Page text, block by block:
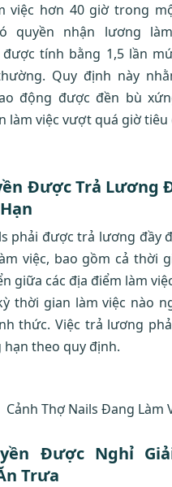
việc hơn 40 giờ trong
quyền nhận lương
tính bằng 1,5 lần
Quy định này
động được đền bù
làm việc vượt quá giờ tiêu
Được Trả Lương
phải được trả lương đầy
việc, bao gồm cả thời
giữa các địa điểm làm
thời gian làm việc nào
thức. Việc trả lương
hạn theo quy định.
Cảnh Thợ Nails Đang Làm
Được Nghỉ
Trưa